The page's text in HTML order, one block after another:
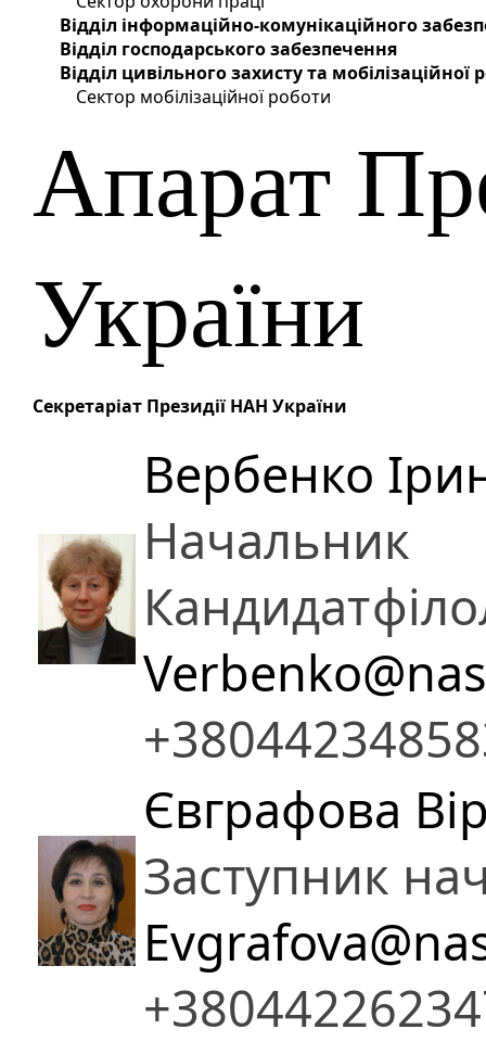
Відділ інформаційно-комунікаційного
Відділ господарського забезпечення
Відділ цивільного захисту та
Сектор мобілізаційної роботи
Апарат
України
Секретаріат Президії НАН України
Вербенко
Начальник
Кандидат
Євграфова
Заступник